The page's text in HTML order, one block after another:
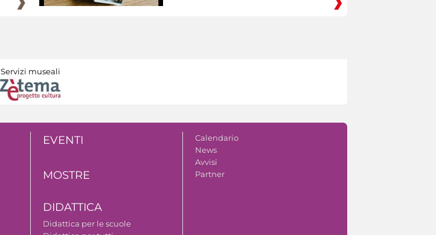
Servizi museali
EVENTI
MOSTRE
DIDATTICA
Didattica per le scuole
Calendario
News
Avvisi
Partner